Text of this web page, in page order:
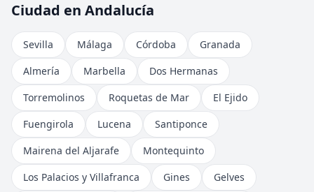
Ciudad en Andalucía
Sevilla Málaga Córdoba
Granada
Almería
Marbella
Dos Hermanas
Torremolinos
Roquetas de Mar
El Ejido
Fuengirola
Lucena
Santiponce
Mairena del Aljarafe
Montequinto
Los Palacios y Villafranca
Gines
Gelves